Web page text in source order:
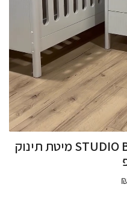
STUDIO BOUTIQUE COLLECTION מיטת תינוק